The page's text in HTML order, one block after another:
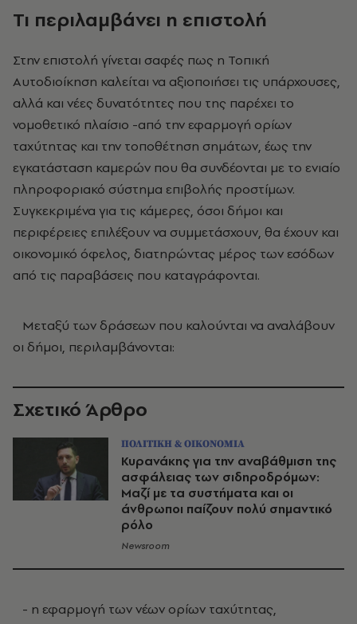
Τι περιλαμβάνει η επιστολή
Στην επιστολή γίνεται σαφές πως η Τοπική
Αυτοδιοίκηση καλείται να αξιοποιήσει τις υπάρχουσες,
αλλά και νέες δυνατότητες που της παρέχει το
νομοθετικό πλαίσιο -από την εφαρμογή ορίων
ταχύτητας και την τοποθέτηση σημάτων, έως την
εγκατάσταση καμερών που θα συνδέονται με το ενιαίο
πληροφοριακό σύστημα επιβολής προστίμων.
Συγκεκριμένα για τις κάμερες, όσοι δήμοι και
περιφέρειες επιλέξουν να συμμετάσχουν, θα έχουν και
οικονομικό όφελος, διατηρώντας μέρος των εσόδων
από τις παραβάσεις που καταγράφονται.
Μεταξύ των δράσεων που καλούνται να αναλάβουν
οι δήμοι, περιλαμβάνονται:
Σχετικό Άρθρο
ΠΟΛΙΤΙΚΗ & ΟΙΚΟΝΟΜΙΑ
Κυρανάκης για την αναβάθμιση της
ασφάλειας των σιδηροδρόμων:
Μαζί με τα συστήματα και οι
άνθρωποι παίζουν πολύ σημαντικό
ρόλο
Newsroom
- η εφαρμογή των νέων ορίων ταχύτητας,